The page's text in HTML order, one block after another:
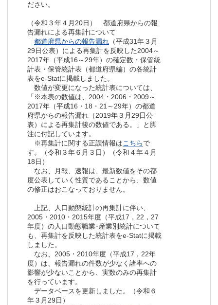
ださい。
（令和３年４月20日） 都道府県からの報
告漏れによる再集計について
都道府県からの報告漏れ （平成31年３月
29日公表）による再集計を反映した2004～
2017年（平成16～29年）の確定数・保管統
計表・保管統計表（都道府県編）の各統計
表をe-Statに掲載しました。
数値が変更になった統計表については、
「※本表の数値は、2004・2006・2009～
2017年（平成16・18・21～29年）の都道
府県からの報告漏れ（2019年３月29日公
表）による再集計後の数値である。」と脚
注に付記しています。
※再集計に関する正誤情報はこちらで
す。（令和３年６月３日）（令和４年４月
18日）
なお、月報、速報は、最新数値をその都
度公表していく性質であることから、数値
の修正はおこなっておりません。
上記、人口動態統計の再集計に伴い、
2005・2010・2015年度（平成17，22，27
年度）の人口動態職業･産業別統計について
も、再集計を反映した統計表をe-Statに掲載
しました。
なお、2005・2010年度（平成17，22年
度）は、報告漏れの件数が少なく諸率への
影響が少ないことから、実数のみの再集計
を行っています。
データベースを更新しました。（令和６
年３月29日）